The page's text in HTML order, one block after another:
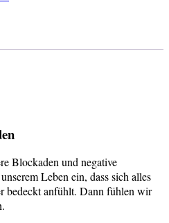
Blockaden und negative
Leben ein, dass sich alles
bedeckt anfühlt. Dann fühlen wir